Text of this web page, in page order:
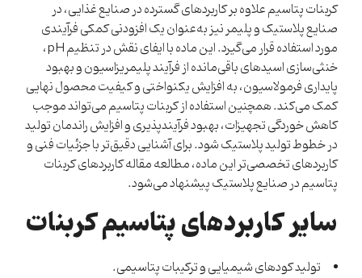
کربنات پتاسیم علاوه بر کاربردهای گسترده در صنایع غذایی، در
صنایع پلاستیک و پلیمر نیز به‌عنوان یک افزودنی کمکی فرآیندی
مورد استفاده قرار می‌گیرد. این ماده با ایفای نقش در تنظیم pH،
خنثی‌سازی اسیدهای باقی‌مانده از فرآیند پلیمریزاسیون و بهبود
پایداری فرمولاسیون، به افزایش یکنواختی و کیفیت محصول نهایی
کمک می‌کند. همچنین استفاده از کربنات پتاسیم می‌تواند موجب
کاهش خوردگی تجهیزات، بهبود فرآیندپذیری و افزایش راندمان تولید
در خطوط تولید پلاستیک شود. برای آشنایی دقیق‌تر با جزئیات فنی و
کاربردهای تخصصی‌تر این ماده، مطالعه مقالهکاربردهای کربنات
پتاسیم در صنایع پلاستیکپیشنهاد می‌شود.
سایر کاربردهای پتاسیم کربنات
تولید کودهای شیمیایی و ترکیبات پتاسیمی.